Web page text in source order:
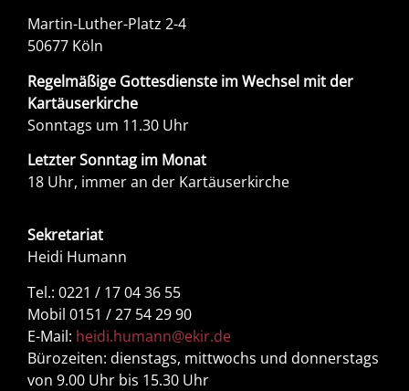
Martin-Luther-Platz 2-4
50677 Köln
Regelmäßige Gottesdienste im Wechsel mit der
Kartäuserkirche
Sonntags um 11.30 Uhr
Letzter Sonntag im Monat
18 Uhr, immer an der Kartäuserkirche
Sekretariat
Heidi Humann
Tel.: 0221 / 17 04 36 55
Mobil 0151 / 27 54 29 90
E-Mail: heidi.humann@ekir.de
Bürozeiten: dienstags, mittwochs und donnerstags
von 9.00 Uhr bis 15.30 Uhr